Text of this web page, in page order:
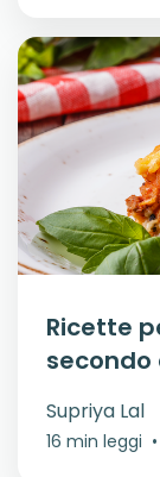
Ricette
secondo
Supriya Lal
16 min leggi •